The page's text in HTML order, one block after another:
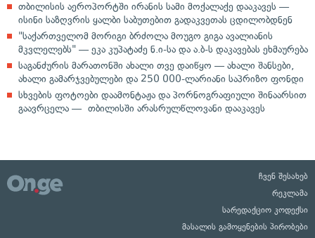
თბილისის აეროპორტში ირანის სამი მოქალაქე დააკავეს —
ისინი საზღვრის ყალბი საბუთებით გადაკვეთას ცდილობდნენ
"საქართველომ მორიგი ბრძოლა მოუგო გიგა ავალიანის
მკვლელებს" — ეკა კუპატაძე ნ.ი-სა და ა.ბ-ს დაკავებას ეხმაურება
საგანძურის მარათონში ახალი თვე დაიწყო — ახალი შანსები,
ახალი გამარჯვებულები და 250 000-ლარიანი საპრიზო ფონდი
სხვების ფოტოები დაამონტაჟა და პორნოგრაფიული შინაარსით
გაავრცელა — თბილისში არასრულწლოვანი დააკავეს
ჩვენ შესახებ
რეკლამა
სარედაქციო კოდექსი
მასალის გამოყენების პირობები